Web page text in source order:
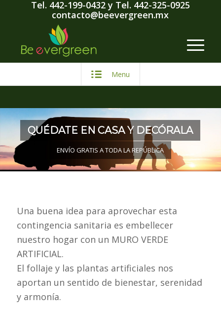
Tel. 442-199-0432y Tel. 442-325-0925
contacto@beevergreen.mx
Menu
QUÉDATE EN CASA Y DECÓRALA
ENVÍO GRATIS A TODA LA REPÚBLICA
Una buena idea para aprovechar esta
contingencia sanitaria es embellecer
nuestro hogar con un MURO VERDE
ARTIFICIAL.
El follaje y las plantas artificiales nos
aportan un sentido de bienestar, serenidad
y armonía.